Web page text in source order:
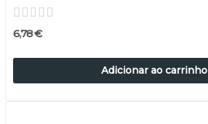
6,78 €
Adicionar ao carrinho